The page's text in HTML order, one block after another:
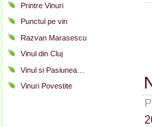
Printre Vinuri
Punctul pe vin
Razvan Marasescu
Vinul din Cluj
Vinul si Pasiunea…
Vinuri Povestite